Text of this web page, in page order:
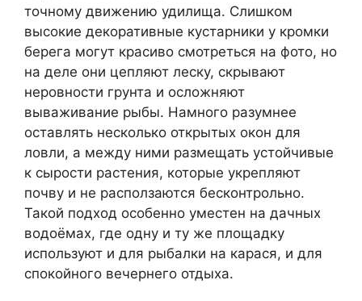
точному движению удилища. Слишком
высокие декоративные кустарники у кромки
берега могут красиво смотреться на фото, но
на деле они цепляют леску, скрывают
неровности грунта и осложняют
вываживание рыбы. Намного разумнее
оставлять несколько открытых окон для
ловли, а между ними размещать устойчивые
к сырости растения, которые укрепляют
почву и не расползаются бесконтрольно.
Такой подход особенно уместен на дачных
водоёмах, где одну и ту же площадку
используют и для рыбалки на карася, и для
спокойного вечернего отдыха.